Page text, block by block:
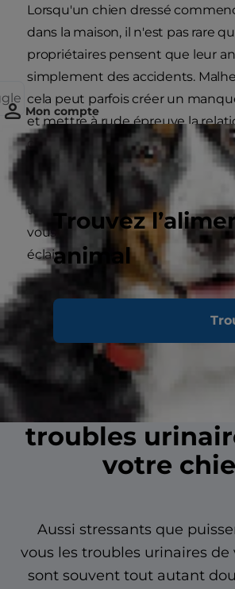
Mon compte
Trouvez
animal
Lorsqu'un chien dressé
dans la maison, il n'est pas rare
propriétaires pensent que leur
simplement des accidents.
cela peut parfois créer un
et mettre à rude épreuve la
chiens, même les plus affectueux,
propriétaires. C’est pourquoi il
d'être capable de reconnaître les
troubles urinaires chez votre
vous puissiez prendre des
éclairées concernant sa santé
du chien
Signes et
Repérer les
troubles
votre
Aussi stressants que
vous les troubles urinaires de
sont souvent tout autant